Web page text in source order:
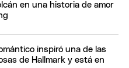
en una historia de amor
inspiró una de las
de Hallmark y está en